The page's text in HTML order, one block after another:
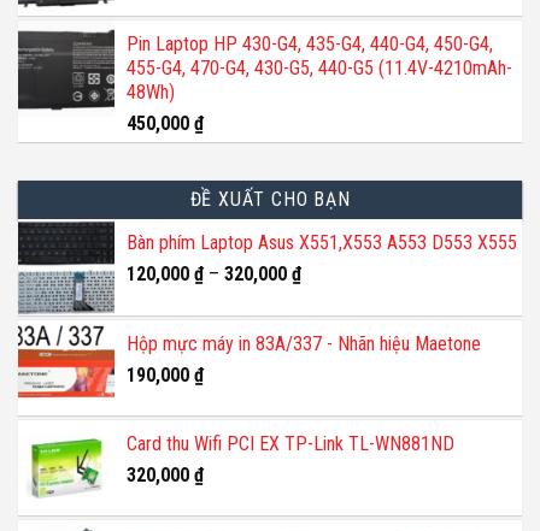
Pin Laptop HP 430-G4, 435-G4, 440-G4, 450-G4,
455-G4, 470-G4, 430-G5, 440-G5 (11.4V-4210mAh-
48Wh)
450,000 ₫
ĐỀ XUẤT CHO BẠN
Bàn phím Laptop Asus X551,X553 A553 D553 X555
120,000 ₫– 320,000 ₫
Hộp mực máy in 83A/337 - Nhãn hiệu Maetone
190,000 ₫
Card thu Wifi PCI EX TP-Link TL-WN881ND
320,000 ₫